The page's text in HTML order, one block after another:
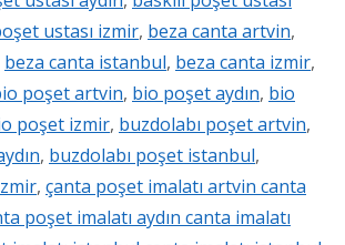
ustası izmir, beza canta artvin,
beza canta istanbul, beza canta izmir,
poşet artvin, bio poşet aydın, bio
poşet izmir, buzdolabı poşet artvin,
, buzdolabı poşet istanbul,
, çanta poşet imalatı artvin canta
poşet imalatı aydın canta imalatı